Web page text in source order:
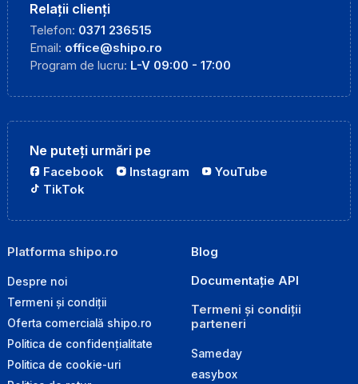
Relații clienți
Telefon: 0371 236515
Email: office@shipo.ro
Program de lucru: L-V 09:00 - 17:00
Ne puteți urmări pe
Facebook Instagram
YouTube
TikTok
Platforma shipo.ro
Despre noi
Termeni și condiții
Oferta comercială shipo.ro
Politica de confidențialitate
Politica de cookie-uri
Blog
Documentație API
Termeni și condiții
parteneri
Sameday
easybox